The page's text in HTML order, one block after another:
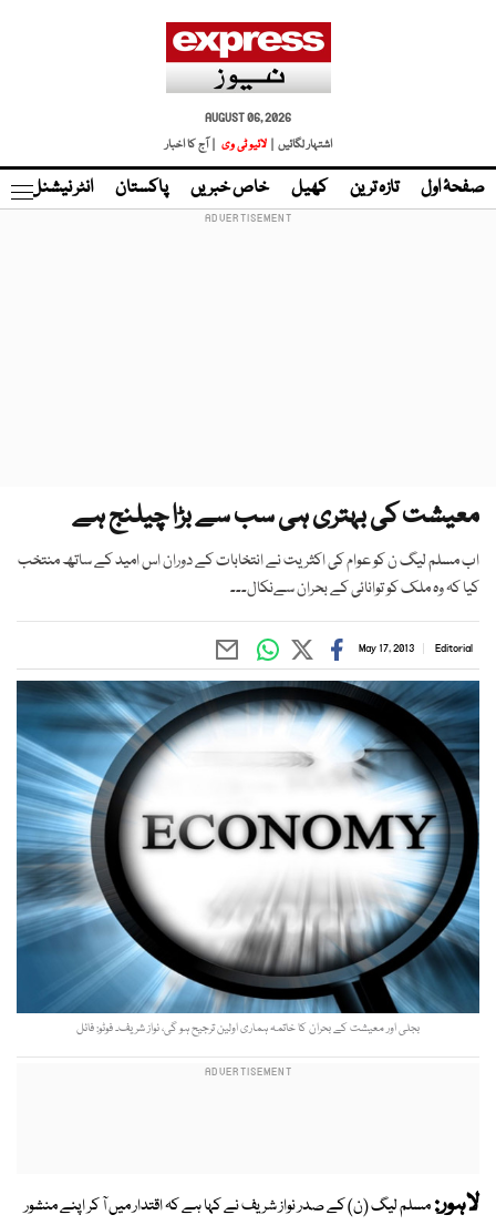
AUGUST 06, 2026
اشتہار لگائیں |
لائیو ٹی وی | آج کا اخبار
صفحۂ اول تازہ ترین کھیل خاص خبریں پاکستان انٹر نیشنل
معیشت کی بہتری ہی سب سے بڑا چیلنج ہے
اب مسلم لیگ ن کو عوام کی اکثریت نے انتخابات کے دوران اس امید کے ساتھ منتخب
کیا کہ وہ ملک کو توانائی کے بحران سےنکال۔۔۔
Editorial
May 17, 2013
بجلی اور معیشت کے بحران کا خاتمہ ہماری اولین ترجیح ہو گی، نواز شریف۔ فوٹو: فائل
لاہور:مسلم لیگ (ن) کے صدر نواز شریف نے کہا ہے کہ اقتدار میں آ کر اپنے منشور